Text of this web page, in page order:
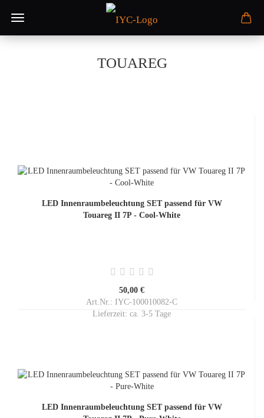
TOUAREG
LED Innenraumbeleuchtung SET passend für VW
Touareg II 7P - Cool-White
50,00 €
Art.Nr.: IYC-100010082-C
Lieferzeit: ca. 3-5 Tage
LED Innenraumbeleuchtung SET passend für VW